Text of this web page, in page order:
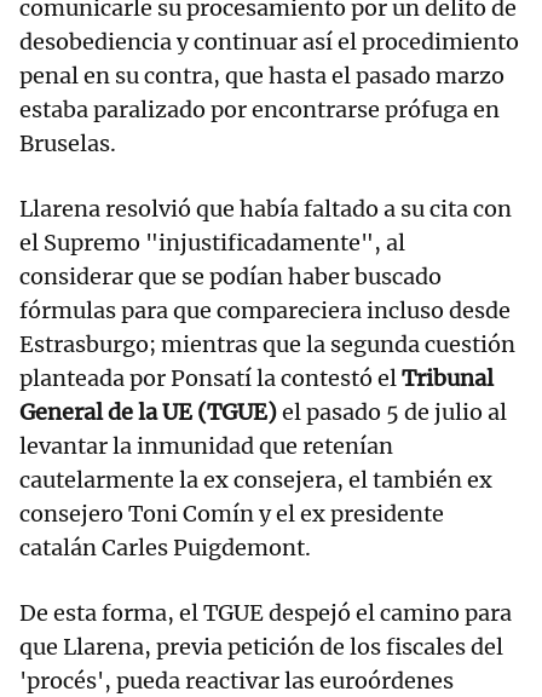
comunicarle su procesamiento por un delito de
desobediencia y continuar así el procedimiento
penal en su contra, que hasta el pasado marzo
estaba paralizado por encontrarse prófuga en
Bruselas.
Llarena resolvió que había faltado a su cita con
el Supremo "injustificadamente", al
considerar que se podían haber buscado
fórmulas para que compareciera incluso desde
Estrasburgo; mientras que la segunda cuestión
planteada por Ponsatí la contestó elTribunal
General de la UE (TGUE)el pasado 5 de julio al
levantar la inmunidad que retenían
cautelarmente la ex consejera, el también ex
consejero Toni Comín y el ex presidente
catalán Carles Puigdemont.
De esta forma, el TGUE despejó el camino para
que Llarena, previa petición de los fiscales del
'procés', pueda reactivar las euroórdenes